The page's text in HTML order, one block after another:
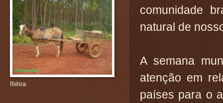
comunidade
natural de
A semana
atenção em
países para o
Ibitira